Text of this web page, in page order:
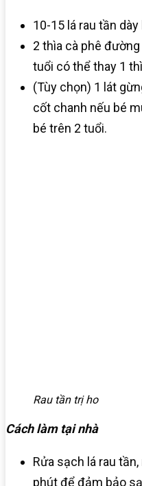
10-15 lá rau tần
2 thìa cà phê
tuổi có thể thay 1
(Tùy chọn) 1 lát
cốt chanh nếu bé
bé trên 2 tuổi.
Rau tần trị ho
Cách làm tại nhà
Rửa sạch lá rau
phút để đảm bảo